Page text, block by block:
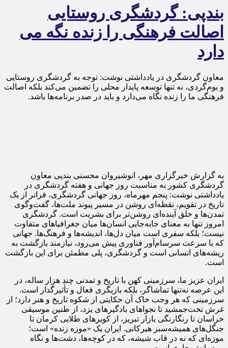
بندپی: گردشگری روستایی
اصالت فرهنگی را زنده نگه می
دارد
معاون گردشگری در یادداشتی نوشت: توجه به گردشگری روستایی
و بوم‌گردی، نه تنها توسعه پایدار محلی را تضمین می‌کند بلکه اصالت
فرهنگی ما را زنده نگاه می‌دارد و باید در صدر برنامه‌ها باشد.
به گزارش خبرگزاری مهر، انوشیروان محسنی بندپی معاون
گردشگری کشور به مناسبت روز جهانی و هفته گردشگری در
یادداشتی نوشت: پنجم مهرماه، روز جهانی گردشگری، فراتر از یک
تاریخ در تقویم، نقطه‌ای روشن در مسیر پیوند ملت‌ها، گفت‌وگوی
تمدن‌ها و خلق آینده‌ای روشن‌تر برای بشریت است. گردشگری
امروز تنها به معنای جابه‌جایی انسان‌ها میان جغرافیاهای متفاوت
نیست؛ بلکه سفری است میان دل‌ها، اندیشه‌ها و فرهنگ‌ها. جهانی
که با سرعت سرسام‌آور فناوری پیش می‌رود، نیازمند بازگشت به
ریشه‌های انسانی است و گردشگری، پلی مطمئن برای این بازگشت
است.
ایران عزیز ما، سرزمینی کهن با تاریخ و تمدنی چند هزار ساله، در
این عرصه نه‌تنها تماشاگر، بلکه بازیگری فعال و تأثیرگذار است.
سرزمینی که هر وجب خاک آن حکایتی از شکوه تاریخ و هنر دارد؛ از
غرش تخت‌جمشید تا نجواهای بادگیرهای یزد، از طنین موسیقی
خراسان تا رنگارنگی بازار تبریز، از کویرهای طلایی کرمان تا
جنگل‌های همیشه‌سبز هیرکانی. ایران یک «موزه زنده» است؛
موزه‌ای که نه در قاب شیشه، که در کوچه‌ها، دشت‌ها و نگاه